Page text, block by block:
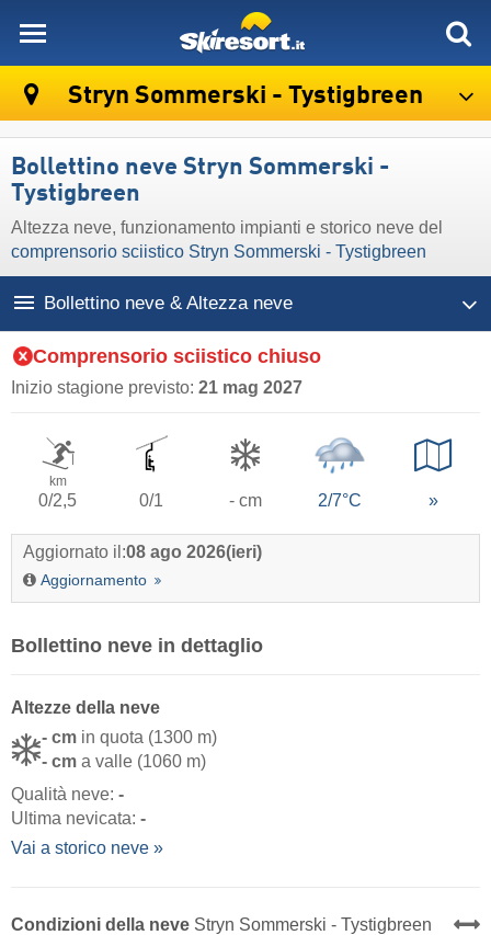
Stryn Sommerski - Tystigbreen
Bollettino neve Stryn Sommerski -
Tystigbreen
Altezza neve, funzionamento impianti e storico neve del
comprensorio sciistico Stryn Sommerski - Tystigbreen
Bollettino neve & Altezza neve
Comprensorio sciistico chiuso
Inizio stagione previsto: 21 mag 2027
km
0/2,5 0/1 - cm 2/7°C »
Aggiornato il:08 ago 2026(ieri)
Aggiornamento
Bollettino neve in dettaglio
Altezze della neve
- cm in quota (1300 m)
- cm a valle (1060 m)
Qualità neve: -
Ultima nevicata: -
Vai a storico neve »
Condizioni della neve Stryn Sommerski - Tystigbreen